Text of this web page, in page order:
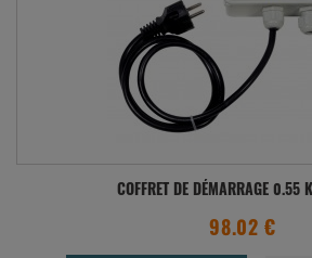
COFFRET DE DÉMARRAGE
98.02 €